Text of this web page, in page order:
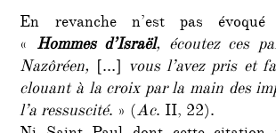
En revanche n’est pas
« Hommes d’Israël, écoutez ces
Nazôréen, […] vous l’avez pris et
clouant à la croix par la main des
l’a ressuscité. » (Ac. II, 22).